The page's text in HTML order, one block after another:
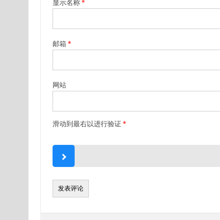
显示名称*
邮箱*
网站
滑动到最右以进行验证 *